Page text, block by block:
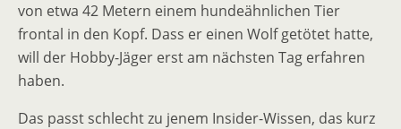
von etwa 42 Metern einem hundeähnlichen Tier
frontal in den Kopf. Dass er einen Wolf getötet hatte,
will der Hobby-Jäger erst am nächsten Tag erfahren
haben.
Das passt schlecht zu jenem Insider-Wissen, das kurz